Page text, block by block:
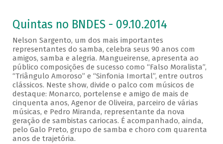
Quintas no BNDES - 09.10.2014
Nelson Sargento, um dos mais importantes
representantes do samba, celebra seus 90 anos com
amigos, samba e alegria. Mangueirense, apresenta ao
público composições de sucesso como “Falso Moralista”,
“Triângulo Amoroso” e “Sinfonia Imortal”, entre outros
clássicos. Neste show, divide o palco com músicos de
destaque: Monarco, portelense e amigo de mais de
cinquenta anos, Agenor de Oliveira, parceiro de várias
músicas, e Pedro Miranda, representante da nova
geração de sambistas cariocas. É acompanhado, ainda,
pelo Galo Preto, grupo de samba e choro com quarenta
anos de trajetória.